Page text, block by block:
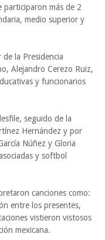
participaron más de 2
medio superior y
la Presidencia
Alejandro Cerezo Ruiz,
y funcionarios
seguido de la
Hernández y por
Núñez y Gloria
y softbol
canciones como:
entre los presentes,
vistieron vistosos
mexicana.